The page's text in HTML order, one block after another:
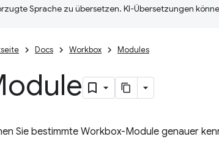
Sprache zu übersetzen. KI-Übersetzungen
Docs Workbox Modules
Sie bestimmte Workbox-Module genauer